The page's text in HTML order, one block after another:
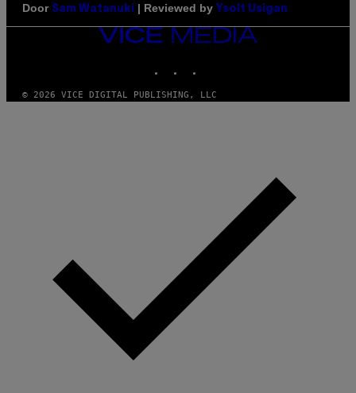
Door Sam Watanuki | Reviewed by Ysolt Usigan
VICE
MEDIA
© 2026 VICE DIGITAL PUBLISHING, LLC